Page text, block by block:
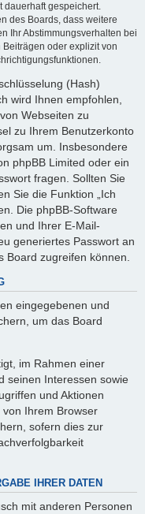
dauerhaft gespeichert.
des Boards, dass weitere
Ihr Abstimmungsverhalten bei
oder explizit von
(Hash)
wird Ihnen empfohlen,
Webseiten zu
zu Ihrem Benutzerkonto
um. Insbesondere
phpBB Limited oder ein
fragen. Sollten Sie
Sie die Funktion „Ich
Die phpBB-Software
und Ihrer E-Mail-
generiertes Passwort an
Board zugreifen können.
eingegebenen und
um das Board
im Rahmen einer
seinen Interessen sowie
und Aktionen
Ihrem Browser
sofern dies zur
IHRER DATEN
mit anderen Personen